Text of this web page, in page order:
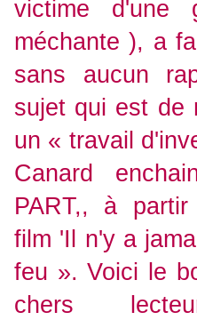
victime d'une
méchante ), a
sans aucun
sujet qui est de
un « travail
Canard
PART,, à
film 'Il n'y a
feu ». Voici le
chers